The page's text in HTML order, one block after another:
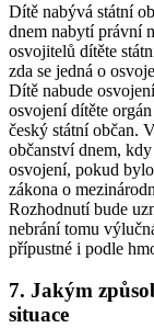
Dítě nabývá státní
dnem nabytí právní
osvojitelů dítěte
zda se jedná o
Dítě nabude
osvojení dítěte
český státní občan.
občanství dnem,
osvojení, pokud
zákona o
Rozhodnutí bude
nebrání tomu
přípustné i podle
7. Jakým
situace